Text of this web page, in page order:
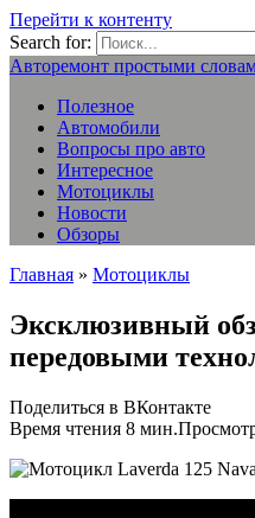
Перейти к контенту
Search for:
Авторемонт простыми
Полезное
Автомобили
Вопросы про авто
Интересное
Мотоциклы
Новости
Обзоры
Главная » Мотоциклы
Эксклюзивный
передовыми
Поделиться в ВКонтакте
Время чтения 8 мин.